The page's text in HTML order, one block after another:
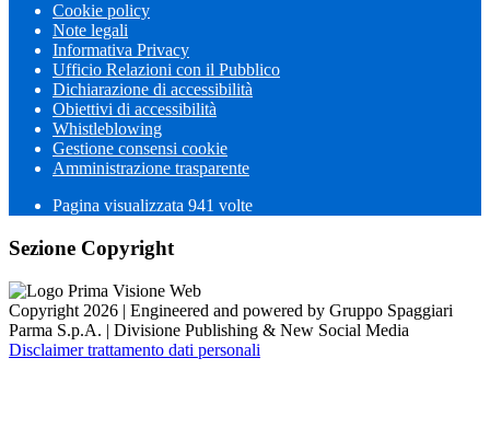
Cookie policy
Note legali
Informativa Privacy
Ufficio Relazioni con il Pubblico
Dichiarazione di accessibilità
Obiettivi di accessibilità
Whistleblowing
Gestione consensi cookie
Amministrazione trasparente
Pagina visualizzata 941 volte
Sezione Copyright
Copyright 2026 | Engineered and powered by Gruppo Spaggiari
Parma S.p.A. | Divisione Publishing & New Social Media
Disclaimer trattamento dati personali